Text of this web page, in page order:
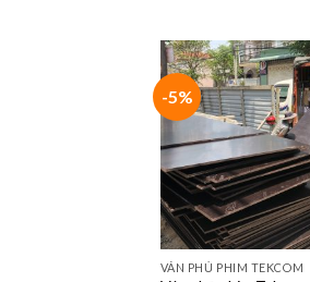
-5%
VÁN PHỦ PHIM TEKCOM